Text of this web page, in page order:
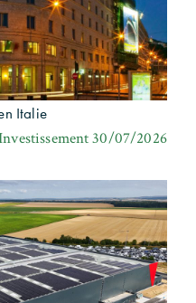
Italie
30/07/2026